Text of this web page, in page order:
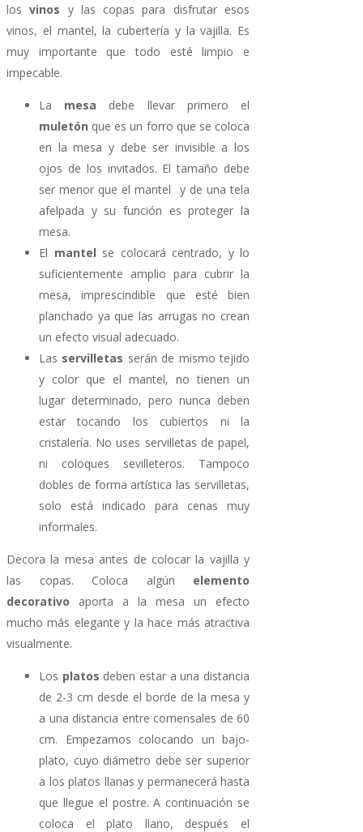
losvinos y las copas para disfrutar esos
vinos, el mantel, la cubertería y la vajilla. Es
muy importante que todo esté limpio e
impecable.
La mesa debe llevar primero el
muletón que es un forro que se coloca
en la mesa y debe ser invisible a los
ojos de los invitados. El tamaño debe
ser menor que el mantel y de una tela
afelpada y su función es proteger la
mesa.
El mantel se colocará centrado, y lo
suficientemente amplio para cubrir la
mesa, imprescindible que esté bien
planchado ya que las arrugas no crean
un efecto visual adecuado.
Las servilletas serán de mismo tejido
y color que el mantel, no tienen un
lugar determinado, pero nunca deben
estar tocando los cubiertos ni la
cristalería. No uses servilletas de papel,
ni coloques sevilleteros. Tampoco
dobles de forma artística las servilletas,
solo está indicado para cenas muy
informales.
Decora la mesa antes de colocar la vajilla y
las copas. Coloca algún elemento
decorativo aporta a la mesa un efecto
mucho más elegante y la hace más atractiva
visualmente.
Los platos deben estar a una distancia
de 2-3 cm desde el borde de la mesa y
a una distancia entre comensales de 60
cm. Empezamos colocando un bajo-
plato, cuyo diámetro debe ser superior
a los platos llanas y permanecerá hasta
que llegue el postre. A continuación se
coloca el plato llano, después el